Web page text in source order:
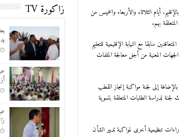
أيام الثلاثاء والأربعاء والخميس من
بهم.
سابقا مع النيابة الإقليمية للتعليم
الجهات المعنية من أجل معالجة الملفات
إلى لجنة مواكبة إنجاز القطب
لدراسة الطلبات المتعلقة بتسوية
في انتظار الإعلان لاحقا عن إجراءات تنظيمية أخرى لمواكبة تدبير الشأن
زاكورة TV